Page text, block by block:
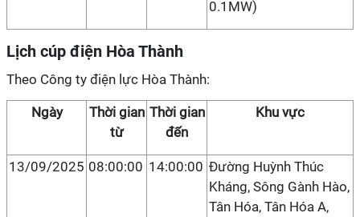
0.1MW)
Lịch cúp điện Hòa Thành
Theo Công ty điện lực Hòa Thành:
Ngày
Thời gian
từ
Thời gian
đến
Khu vực
13/09/2025 08:00:00 14:00:00 Đường Huỳnh Thúc
Kháng, Sông Gành Hào,
Tân Hóa, Tân Hóa A,